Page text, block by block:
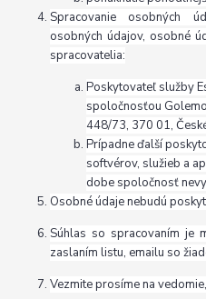
Spracovanie osobných
osobných údajov, osobné
spracovatelia:
Poskytovateľ služby
spoločnosťou
448/73, 370 01,
Prípadne ďalší
softvérov, služieb a
dobe spoločnosť
Osobné údaje nebudú
Súhlas so spracovaním je
zaslaním listu, emailu so
Vezmite prosíme na